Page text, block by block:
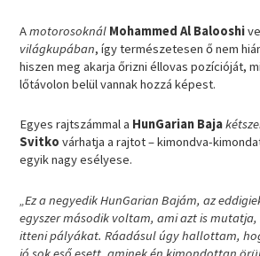
Amotorosoknál Mohammed Al Balooshi
világkupában, így természetesen ő nem
hiszen meg akarja őrizni éllovas pozícióját,
lőtávolon belül vannak hozzá képest.
Egyes rajtszámmal a HunGarian Baja
Svitko várhatja a rajtot – kimondva-
egyik nagy esélyese.
„Ez a negyedik HunGarian Bajám, az
egyszer második voltam, ami azt is mutatja,
itteni pályákat. Ráadásul úgy hallottam,